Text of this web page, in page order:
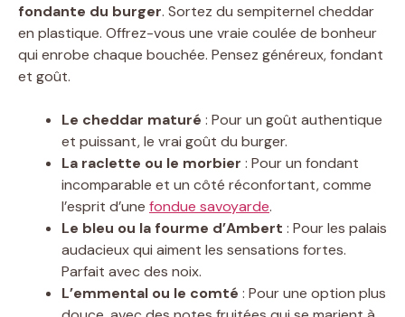
fondante du burger. Sortez du sempiternel cheddar
en plastique. Offrez-vous une vraie coulée de bonheur
qui enrobe chaque bouchée. Pensez généreux, fondant
et goût.
Le cheddar maturé : Pour un goût authentique
et puissant, le vrai goût du burger.
La raclette ou le morbier : Pour un fondant
incomparable et un côté réconfortant, comme
l’esprit d’une fondue savoyarde.
Le bleu ou la fourme d’Ambert : Pour les palais
audacieux qui aiment les sensations fortes.
Parfait avec des noix.
L’emmental ou le comté : Pour une option plus